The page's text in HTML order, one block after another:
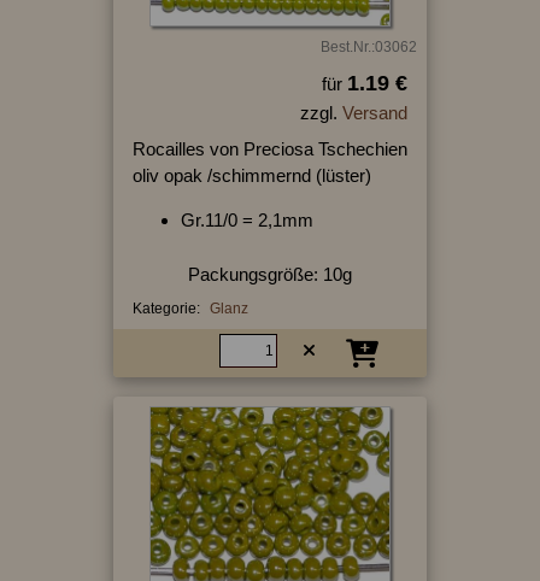
Best.Nr.:03062
für 1.19 €
zzgl. Versand
Rocailles von Preciosa Tschechien
oliv opak /schimmernd (lüster)
Gr.11/0 = 2,1mm
Packungsgröße: 10g
Kategorie: Glanz